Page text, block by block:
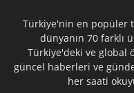
Türkiye'nin en popüler
dünyanın 70 farklı
Türkiye'deki ve global
güncel haberleri ve
her saati